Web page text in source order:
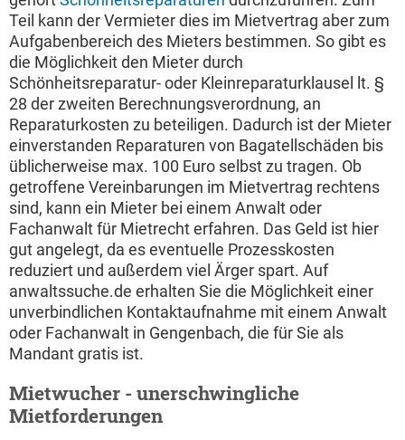
Teil kann der Vermieter dies im Mietvertrag aber zum
Aufgabenbereich des Mieters bestimmen. So gibt es
die Möglichkeit den Mieter durch
Schönheitsreparatur- oder Kleinreparaturklausel lt. §
28 der zweiten Berechnungsverordnung, an
Reparaturkosten zu beteiligen. Dadurch ist der Mieter
einverstanden Reparaturen von Bagatellschäden bis
üblicherweise max. 100 Euro selbst zu tragen. Ob
getroffene Vereinbarungen im Mietvertrag rechtens
sind, kann ein Mieter bei einem Anwalt oder
Fachanwalt für Mietrecht erfahren. Das Geld ist hier
gut angelegt, da es eventuelle Prozesskosten
reduziert und außerdem viel Ärger spart. Auf
anwaltssuche.de erhalten Sie die Möglichkeit einer
unverbindlichen Kontaktaufnahme mit einem Anwalt
oder Fachanwalt in Gengenbach, die für Sie als
Mandant gratis ist.
Mietwucher - unerschwingliche
Mietforderungen